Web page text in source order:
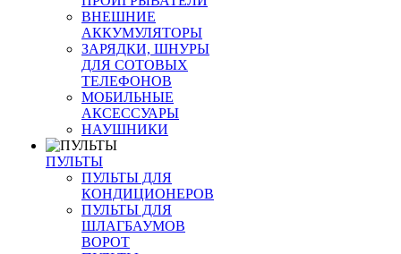
ВНЕШНИЕ
АККУМУЛЯТОРЫ
ЗАРЯДКИ, ШНУРЫ
ДЛЯ СОТОВЫХ
ТЕЛЕФОНОВ
МОБИЛЬНЫЕ
АКСЕССУАРЫ
НАУШНИКИ
ПУЛЬТЫ
ПУЛЬТЫ ДЛЯ
КОНДИЦИОНЕРОВ
ПУЛЬТЫ ДЛЯ
ШЛАГБАУМОВ
ВОРОТ